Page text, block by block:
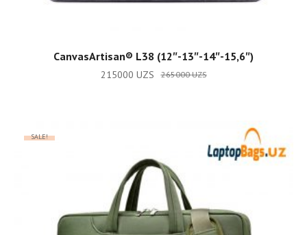
ADD TO CART
CanvasArtisan®️ L38 (12″-13″-14″-15,6″)
265000UZS
215000 UZS
SALE!